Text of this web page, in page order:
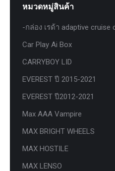
หมวดหมู่สินค้า
-กล่อง เรด้า adaptive cruise
Car Play Ai Box
CARRYBOY LID
EVEREST ปี 2015-2021
EVEREST ปี2012-2021
Max AAA Vampire
MAX BRIGHT WHEELS
MAX HOSTILE
MAX LENSO